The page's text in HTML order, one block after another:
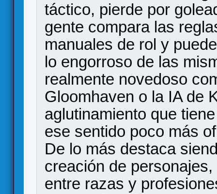
táctico, pierde por
gente compara las
manuales de rol y
lo engorroso de las
realmente novedoso
Gloomhaven o la IA de
aglutinamiento que
ese sentido poco más
De lo más destaca
creación de
entre razas y